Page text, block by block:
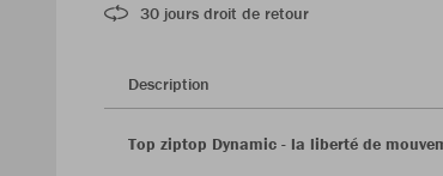
30 jours droit de retour
Description
Top ziptop Dynamic - la liberté de